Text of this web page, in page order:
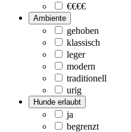
€€€€
Ambiente
gehoben
klassisch
leger
modern
traditionell
urig
Hunde erlaubt
ja
begrenzt